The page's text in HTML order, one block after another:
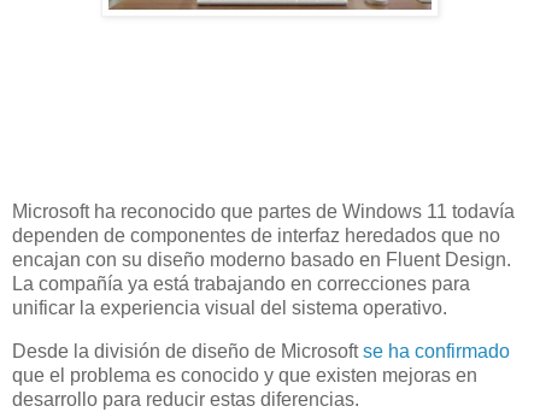
Microsoft ha reconocido que partes de Windows 11 todavía
dependen de componentes de interfaz heredados que no
encajan con su diseño moderno basado en Fluent Design.
La compañía ya está trabajando en correcciones para
unificar la experiencia visual del sistema operativo.
Desde la división de diseño de Microsoftse ha confirmado
que el problema es conocido y que existen mejoras en
desarrollo para reducir estas diferencias.